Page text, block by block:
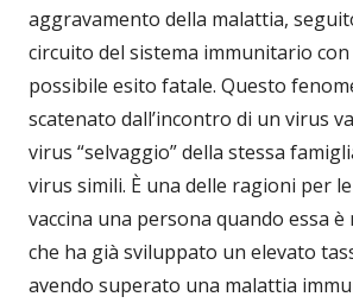
aggravamento della malattia,
circuito del sistema immunitario
possibile esito fatale. Questo
scatenato dall’incontro di un virus
virus “selvaggio” della stessa
virus simili. È una delle ragioni per
vaccina una persona quando essa è
che ha già sviluppato un elevato
avendo superato una malattia